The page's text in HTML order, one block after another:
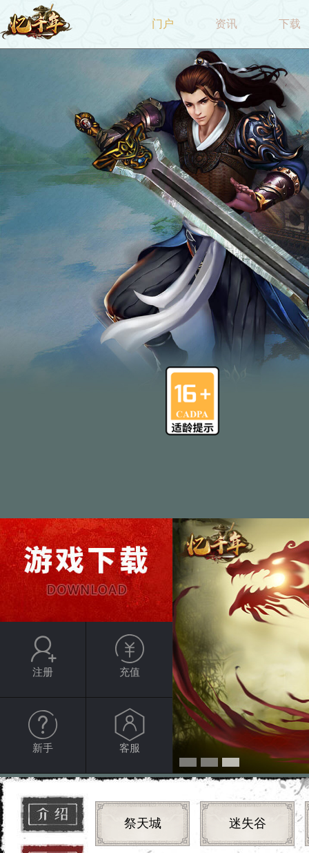
门户 资讯 下载
注册 充值
新手 客服
祭天城 迷失谷